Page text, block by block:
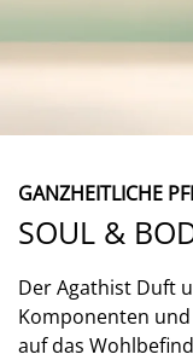
GANZHEITLICHE
SOUL &
Der Agathist Duft
Komponenten
auf das